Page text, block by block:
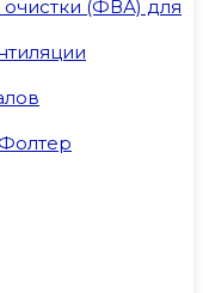
(ФВА) для